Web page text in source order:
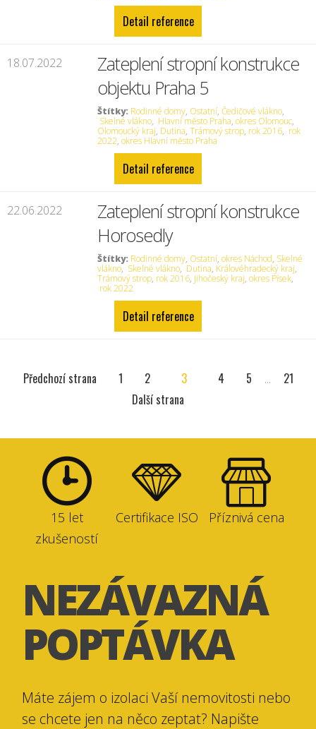
Detail reference
18.07.2022
Zateplení stropní konstrukce
objektu Praha 5
Štítky: Rodinné domy, Ostatní,Čedičové vlákno,
Skelné vlákno, Hlavní město Praha,okres Olomouc,
Olomoucký kraj, Dutina,Trámový strop, rok 2016, rok
2022,okres Hlavní město Praha
Detail reference
22.06.2022
Zateplení stropní konstrukce
Horosedly
Štítky: Rodinné domy, Ostatní,okres Náchod, Skelné
vlákno, Skelné vlákno, Dutina, Královéhradecký kraj,
Trámový strop, rok 2016, Jihočeský kraj,okres Písek,
rok 2022
Detail reference
Předchozí strana 1 2 3 4 5 ...
21
Další strana
15 let
zkušeností
Certifikace ISO Příznivá cena
NEZÁVAZNÁ
POPTÁVKA
Máte zájem o izolaci Vaší nemovitosti nebo
se chcete jen na něco zeptat? Napište